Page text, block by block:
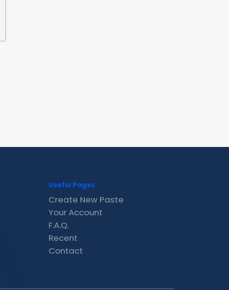
Useful Pages
Create New Paste
Your Account
F.A.Q.
Recent
Contact